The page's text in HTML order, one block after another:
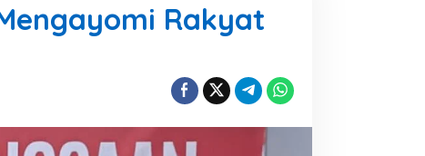
Rakyat